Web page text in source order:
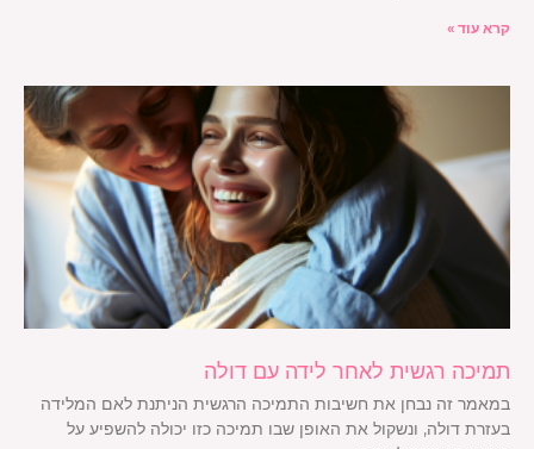
קרא עוד »
תמיכה רגשית לאחר לידה עם דולה
במאמר זה נבחן את חשיבות התמיכה הרגשית הניתנת לאם המלידה
בעזרת דולה, ונשקול את האופן שבו תמיכה כזו יכולה להשפיע על